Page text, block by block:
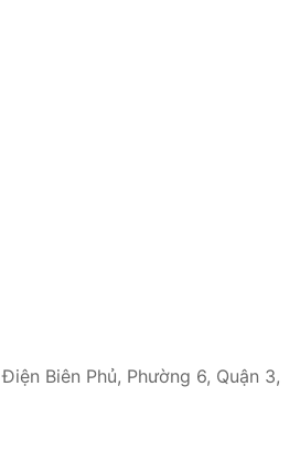
Điện Biên Phủ, Phường 6, Quận 3,